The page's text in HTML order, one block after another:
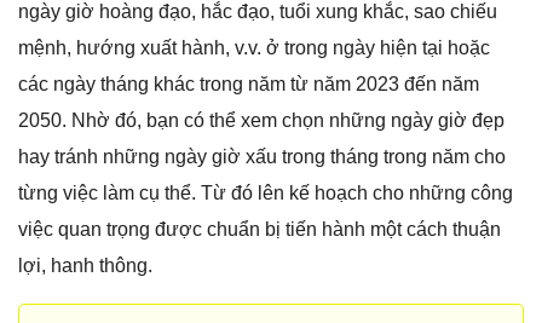
ngày giờ hoàng đạo, hắc đạo, tuổi xung khắc, sao chiếu
mệnh, hướng xuất hành, v.v. ở trong ngày hiện tại hoặc
các ngày tháng khác trong năm từ năm 2023 đến năm
2050. Nhờ đó, bạn có thể xem chọn những ngày giờ đẹp
hay tránh những ngày giờ xấu trong tháng trong năm cho
từng việc làm cụ thể. Từ đó lên kế hoạch cho những công
việc quan trọng được chuẩn bị tiến hành một cách thuận
lợi, hanh thông.